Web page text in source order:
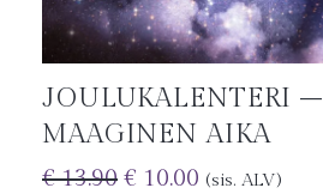
JOULUKALENTERI –
MAAGINEN AIKA
€13.90 € 10.00 (sis. ALV)